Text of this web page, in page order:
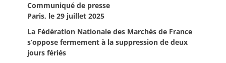
Communiqué de presse
Paris, le 29 juillet 2025
La Fédération Nationale des Marchés de France
s’oppose fermement à la suppression de deux
jours fériés